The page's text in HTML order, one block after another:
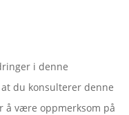
i denne
du konsulterer denne
å være oppmerksom på